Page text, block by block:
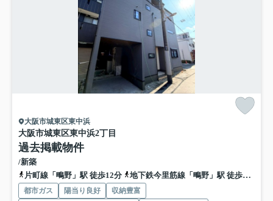
大阪市城東区東中浜
大阪市城東区東中浜2丁目
過去掲載物件
/新築
片町線「鴫野」駅 徒歩12分
地下鉄今里筋線「鴫野」駅 徒歩12分
都市ガス 陽当り良好
収納豊富